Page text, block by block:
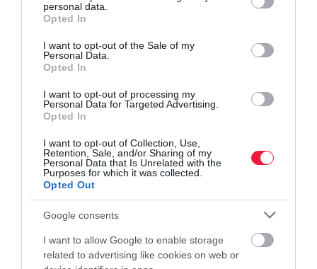
grant or deny consent to Google and its third-party tags to
use your data for below specified purposes in below Google
consent section.
personal data.
Opted In
I want to opt-out of the Sale of my
Personal Data.
Opted In
I want to opt-out of processing my
Personal Data for Targeted Advertising.
Opted In
I want to opt-out of Collection, Use,
Retention, Sale, and/or Sharing of my
Personal Data that Is Unrelated with the
Purposes for which it was collected.
Opted Out
Google consents
I want to allow Google to enable storage
related to advertising like cookies on web or